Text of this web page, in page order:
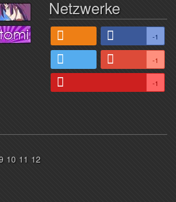
Netzwerke
-1
-1
-1
10 11 12